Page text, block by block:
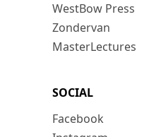
WestBow Press
Zondervan
MasterLectures
SOCIAL
Facebook